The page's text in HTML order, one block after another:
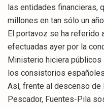
las entidades financieras,
millones en tan sólo un
El portavoz se ha referido
efectuadas ayer por la
Ministerio hiciera
los consistorios
Así, frente al descenso de
Pescador, Fuentes-Pila